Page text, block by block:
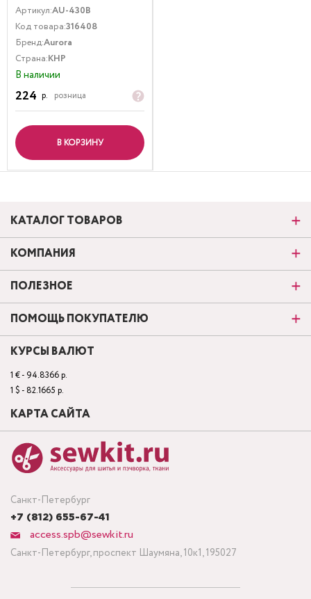
Артикул:AU-430B
Код товара:316408
Бренд:Aurora
Страна:КНР
В наличии
224 р. розница
В КОРЗИНУ
Санкт-Петербург
+7 (812) 655-67-41
access.spb@sewkit.ru
Санкт-Петербург, проспект Шаумяна, 10к1, 195027
КАТАЛОГ ТОВАРОВ
КОМПАНИЯ
ПОЛЕЗНОЕ
ПОМОЩЬ ПОКУПАТЕЛЮ
КУРСЫ ВАЛЮТ
1 € - 94.8366 р.
1 $ - 82.1665 р.
КАРТА САЙТА